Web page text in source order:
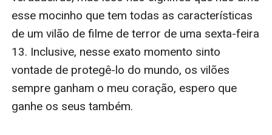
esse mocinho que tem todas as características
de um vilão de filme de terror de uma sexta-feira
13. Inclusive, nesse exato momento sinto
vontade de protegê-lo do mundo, os vilões
sempre ganham o meu coração, espero que
ganhe os seus também.